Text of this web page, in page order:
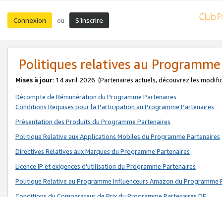
Connexion ou S’inscrire
Politiques relatives au
Mises à jour: 14 avril 2026 (Partenaires actuels, découvrez les
Décompte de Rémunération du Programme Partenaires
Conditions Requises pour la Participation au Programme Partenaires
Présentation des Produits du Programme Partenaires
Politique Relative aux Applications Mobiles du Programme Partenaires
Directives Relatives aux Marques du Programme Partenaires
Licence IP et exigences d'utilisation du Programme Partenaires
Politique Relative au Programme Influenceurs Amazon du Programme